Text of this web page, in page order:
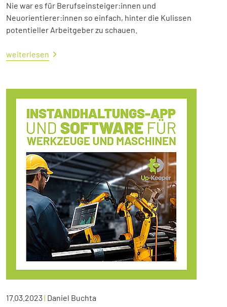
Nie war es für Berufseinsteiger:innen und
Neuorientierer:innen so einfach, hinter die Kulissen
potentieller Arbeitgeber zu schauen.
weiterlesen
17.03.2023| Daniel Buchta